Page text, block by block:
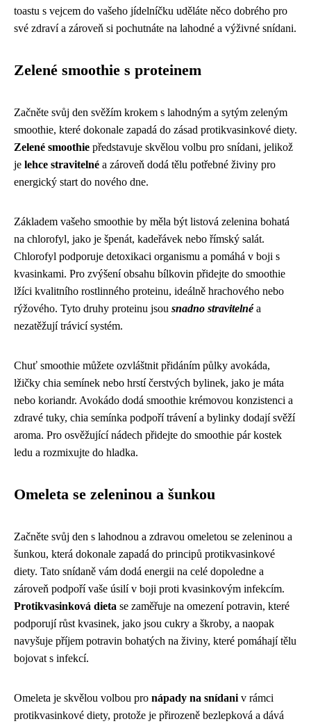
toastu s vejcem do vašeho jídelníčku uděláte něco dobrého pro
své zdraví a zároveň si pochutnáte na lahodné a výživné snídani.
Zelené smoothie s proteinem
Začněte svůj den svěžím krokem s lahodným a sytým zeleným
smoothie, které dokonale zapadá do zásad protikvasinkové diety.
Zelené smoothie představuje skvělou volbu pro snídani, jelikož
je lehce stravitelné a zároveň dodá tělu potřebné živiny pro
energický start do nového dne.
Základem vašeho smoothie by měla být listová zelenina bohatá
na chlorofyl, jako je špenát, kadeřávek nebo římský salát.
Chlorofyl podporuje detoxikaci organismu a pomáhá v boji s
kvasinkami. Pro zvýšení obsahu bílkovin přidejte do smoothie
lžíci kvalitního rostlinného proteinu, ideálně hrachového nebo
rýžového. Tyto druhy proteinu jsou snadno stravitelnéa
nezatěžují trávicí systém.
Chuť smoothie můžete ozvláštnit přidáním půlky avokáda,
lžičky chia semínek nebo hrstí čerstvých bylinek, jako je máta
nebo koriandr. Avokádo dodá smoothie krémovou konzistenci a
zdravé tuky, chia semínka podpoří trávení a bylinky dodají svěží
aroma. Pro osvěžující nádech přidejte do smoothie pár kostek
ledu a rozmixujte do hladka.
Omeleta se zeleninou a šunkou
Začněte svůj den s lahodnou a zdravou omeletou se zeleninou a
šunkou, která dokonale zapadá do principů protikvasinkové
diety. Tato snídaně vám dodá energii na celé dopoledne a
zároveň podpoří vaše úsilí v boji proti kvasinkovým infekcím.
Protikvasinková dieta se zaměřuje na omezení potravin, které
podporují růst kvasinek, jako jsou cukry a škroby, a naopak
navyšuje příjem potravin bohatých na živiny, které pomáhají tělu
bojovat s infekcí.
Omeleta je skvělou volbou pro nápady na snídani v rámci
protikvasinkové diety, protože je přirozeně bezlepková a dává